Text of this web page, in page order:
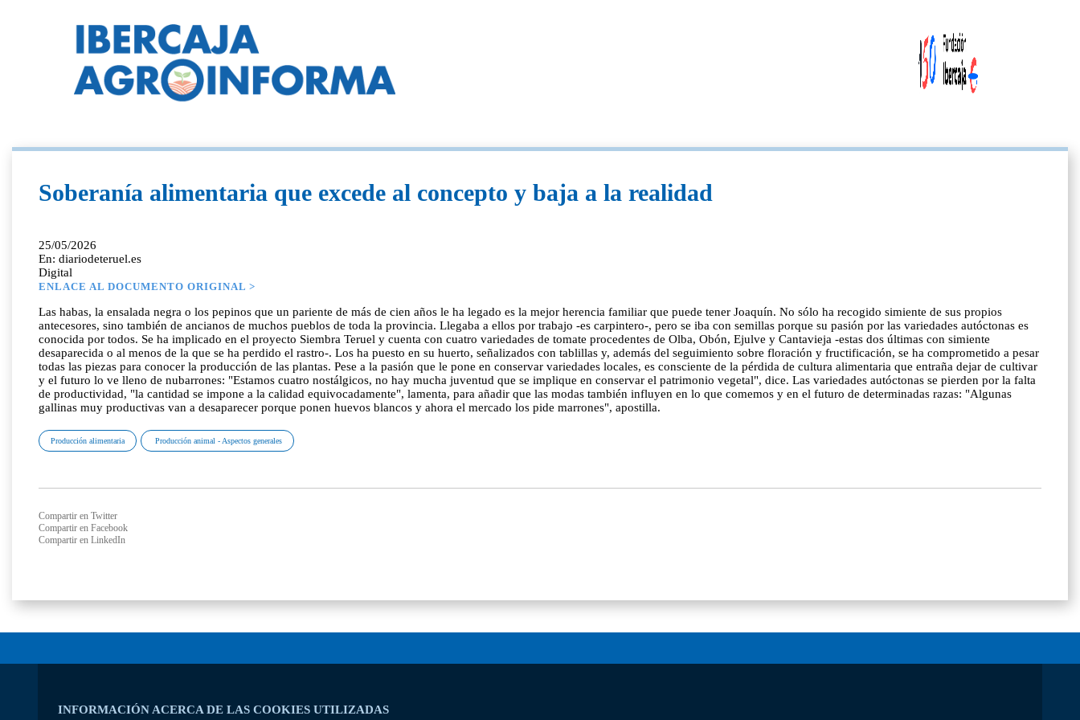
INFORMACIÓN ACERCA DE LAS COOKIES UTILIZADAS
Soberanía alimentaria que excede al concepto y baja a la realidad
25/05/2026
En: diariodeteruel.es
Digital
ENLACE AL DOCUMENTO ORIGINAL >
Las habas, la ensalada negra o los pepinos que un pariente de más de cien años le ha legado es la mejor herencia familiar que puede tener Joaquín. No sólo ha recogido simiente de sus propios
antecesores, sino también de ancianos de muchos pueblos de toda la provincia. Llegaba a ellos por trabajo -es carpintero-, pero se iba con semillas porque su pasión por las variedades autóctonas es
conocida por todos. Se ha implicado en el proyecto Siembra Teruel y cuenta con cuatro variedades de tomate procedentes de Olba, Obón, Ejulve y Cantavieja -estas dos últimas con simiente
desaparecida o al menos de la que se ha perdido el rastro-. Los ha puesto en su huerto, señalizados con tablillas y, además del seguimiento sobre floración y fructificación, se ha comprometido a pesar
todas las piezas para conocer la producción de las plantas. Pese a la pasión que le pone en conservar variedades locales, es consciente de la pérdida de cultura alimentaria que entraña dejar de cultivar
y el futuro lo ve lleno de nubarrones: "Estamos cuatro nostálgicos, no hay mucha juventud que se implique en conservar el patrimonio vegetal", dice. Las variedades autóctonas se pierden por la falta
de productividad, "la cantidad se impone a la calidad equivocadamente", lamenta, para añadir que las modas también influyen en lo que comemos y en el futuro de determinadas razas: "Algunas
gallinas muy productivas van a desaparecer porque ponen huevos blancos y ahora el mercado los pide marrones", apostilla.
Producción alimentaria Producción animal - Aspectos generales
Compartir en Twitter
Compartir en Facebook
Compartir en LinkedIn